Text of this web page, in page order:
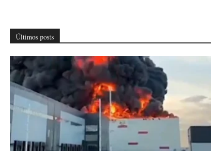
Últimos posts